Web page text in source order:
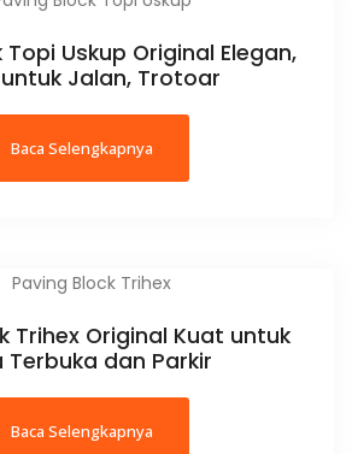
Topi Uskup Original Elegan,
Jalan, Trotoar
Baca Selengkapnya
Trihex Original Kuat untuk
Terbuka dan Parkir
Baca Selengkapnya